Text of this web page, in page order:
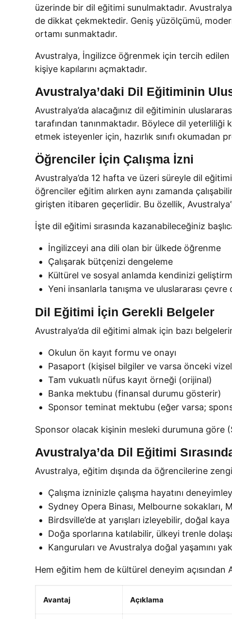
üzerinde bir dil eğitimi sunulmaktadır.
de dikkat çekmektedir. Geniş yüzölçümü,
ortamı sunmaktadır.
Avustralya, İngilizce öğrenmek için tercih edilen
kişiye kapılarını açmaktadır.
Avustralya’daki Dil Eğitiminin
Avustralya’da alacağınız dil eğitiminin
tarafından tanınmaktadır. Böylece dil
etmek isteyenler için, hazırlık sınıfı
Öğrenciler İçin Çalışma İzni
Avustralya’da 12 hafta ve üzeri süreyle dil
öğrenciler eğitim alırken aynı zamanda
girişten itibaren geçerlidir. Bu özellik,
İşte dil eğitimi sırasında kazanabileceğiniz
İngilizceyi ana dili olan bir ülkede öğrenme
Çalışarak bütçenizi dengeleme
Kültürel ve sosyal anlamda kendinizi
Yeni insanlarla tanışma ve uluslararası çevre
Dil Eğitimi İçin Gerekli Belgeler
Avustralya’da dil eğitimi almak için bazı
Okulun ön kayıt formu ve onayı
Pasaport (kişisel bilgiler ve varsa önceki
Tam vukuatlı nüfus kayıt örneği (orijinal)
Banka mektubu (finansal durumu gösterir)
Sponsor teminat mektubu (eğer varsa;
Sponsor olacak kişinin mesleki durumuna göre
Avustralya’da Dil Eğitimi
Avustralya, eğitim dışında da öğrencilerine
Çalışma izninizle çalışma hayatını
Sydney Opera Binası, Melbourne
Birdsville’de at yarışları izleyebilir, doğal
Doğa sporlarına katılabilir, ülkeyi trenle
Kanguruları ve Avustralya doğal yaşamını
Hem eğitim hem de kültürel deneyim
Avantaj Açıklama